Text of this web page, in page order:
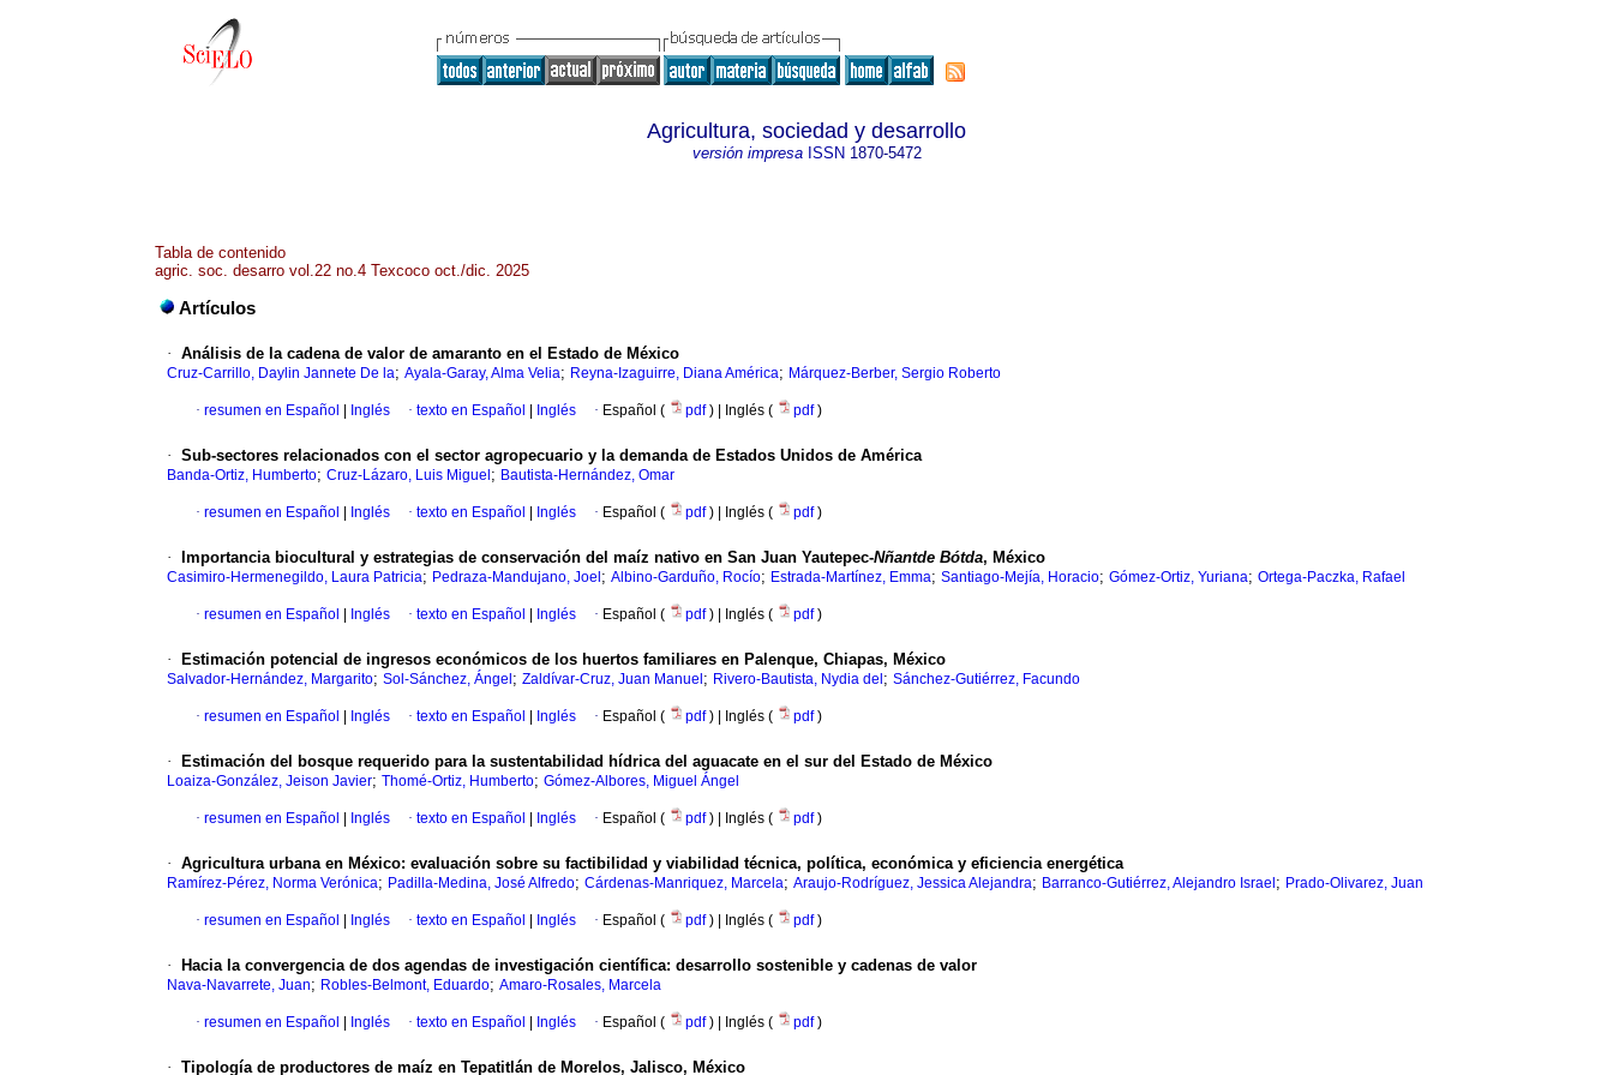
Agricultura, sociedad y desarrollo
versión impresaISSN 1870-5472
Tabla de contenido
agric. soc. desarro vol.22 no.4 Texcoco oct./dic. 2025
Artículos
· Análisis de la cadena de valor de amaranto en el Estado de México
Cruz-Carrillo, Daylin Jannete De la; Ayala-Garay, Alma Velia; Reyna-Izaguirre, Diana América; Márquez-Berber, Sergio Roberto
· resumen en Español Inglés · texto en Español Inglés · Español ( pdf) | Inglés ( pdf)
· Sub-sectores relacionados con el sector agropecuario y la demanda de Estados Unidos de América
Banda-Ortiz, Humberto; Cruz-Lázaro, Luis Miguel ; Bautista-Hernández, Omar
· resumen en Español Inglés · texto en Español Inglés · Español ( pdf) | Inglés ( pdf)
· Importancia biocultural y estrategias de conservación del maíz nativo en San Juan Yautepec-Nñantde Bótda, México
Casimiro-Hermenegildo, Laura Patricia; Pedraza-Mandujano, Joel ; Albino-Garduño, Rocío; Estrada-Martínez, Emma; Santiago-Mejía, Horacio; Gómez-Ortiz, Yuriana; Ortega-Paczka, Rafael
· resumen en Español Inglés · texto en Español Inglés · Español ( pdf) | Inglés ( pdf)
· Estimación potencial de ingresos económicos de los huertos familiares en Palenque, Chiapas, México
Salvador-Hernández, Margarito; Sol-Sánchez, Ángel ; Zaldívar-Cruz, Juan Manuel ; Rivero-Bautista, Nydia del ; Sánchez-Gutiérrez, Facundo
· resumen en Español Inglés · texto en Español Inglés · Español ( pdf) | Inglés ( pdf)
· Estimación del bosque requerido para la sustentabilidad hídrica del aguacate en el sur del Estado de México
Loaiza-González, Jeison Javier; Thomé-Ortiz, Humberto; Gómez-Albores, Miguel Ángel
· resumen en Español Inglés · texto en Español Inglés · Español ( pdf) | Inglés ( pdf)
· Agricultura urbana en México: evaluación sobre su factibilidad y viabilidad técnica, política, económica y eficiencia energética
Ramírez-Pérez, Norma Verónica; Padilla-Medina, José Alfredo; Cárdenas-Manriquez, Marcela; Araujo-Rodríguez, Jessica Alejandra; Barranco-Gutiérrez, Alejandro Israel ; Prado-Olivarez, Juan
· resumen en Español Inglés · texto en Español Inglés · Español ( pdf) | Inglés ( pdf)
· Hacia la convergencia de dos agendas de investigación científica: desarrollo sostenible y cadenas de valor
Nava-Navarrete, Juan; Robles-Belmont, Eduardo; Amaro-Rosales, Marcela
· resumen en Español Inglés · texto en Español Inglés · Español ( pdf) | Inglés ( pdf)
· Tipología de productores de maíz en Tepatitlán de Morelos, Jalisco, México